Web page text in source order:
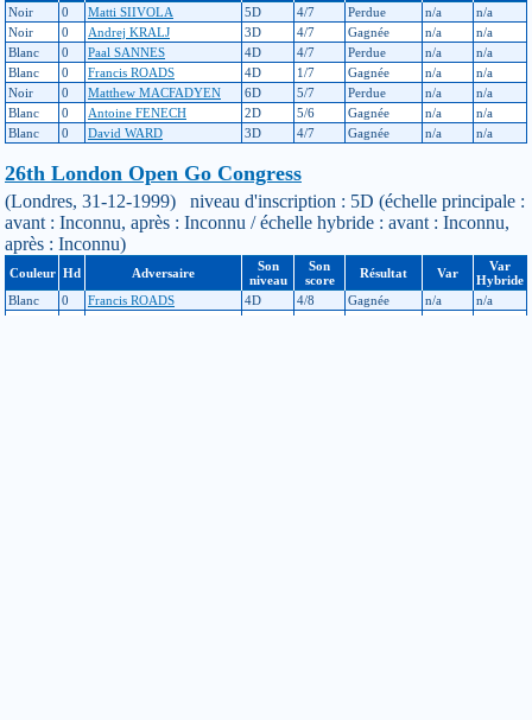
Noir
0 Matti SIIVOLA 5D 4/7 Perdue n/a
n/a
Noir
0 Andrej KRALJ 3D 4/7 Gagnée n/a
n/a
Blanc
0 Paal SANNES 4D 4/7 Perdue n/a
n/a
Blanc
0 Francis ROADS 4D 1/7 Gagnée n/a
n/a
Noir
0 Matthew MACFADYEN 6D 5/7 Perdue n/a
n/a
Blanc
0 Antoine FENECH 2D 5/6 Gagnée n/a
n/a
Blanc
0 David WARD 3D 4/7 Gagnée n/a n/a
26th London Open Go Congress
(Londres, 31-12-1999) niveau d'inscription : 5D (échelle principale :
avant : Inconnu, après : Inconnu / échelle hybride : avant : Inconnu,
après : Inconnu)
Couleur Hd Adversaire
Son
niveau
Son
score
Résultat Var
Var
Hybride
Blanc
0 Francis ROADS 4D 4/8 Gagnée n/a
n/a